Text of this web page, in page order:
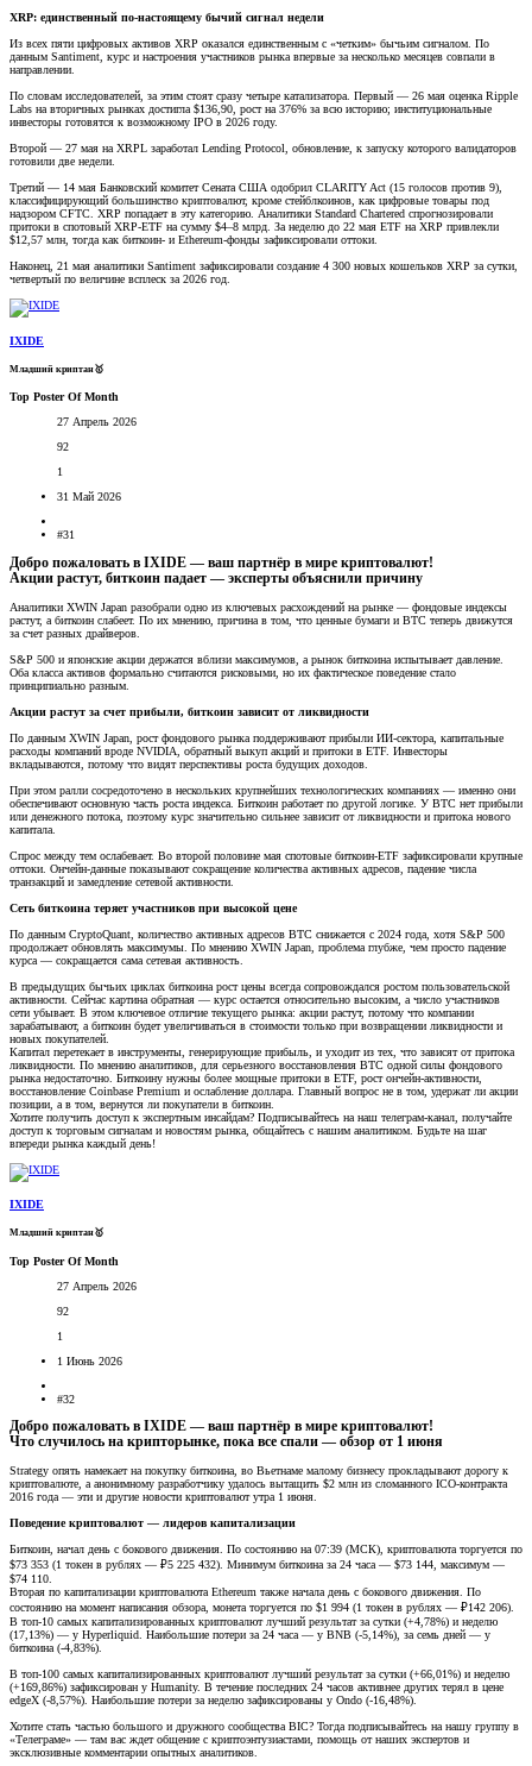
XRP: единственный по-настоящему бычий сигнал недели
Из всех пяти цифровых активов XRP оказался единственным с «четким» бычьим сигналом. По
данным Santiment, курс и настроения участников рынка впервые за несколько месяцев совпали в
направлении.
По словам исследователей, за этим стоят сразу четыре катализатора. Первый — 26 мая оценка Ripple
Labs на вторичных рынках достигла $136,90, рост на 376% за всю историю; институциональные
инвесторы готовятся к возможному IPO в 2026 году.
Второй — 27 мая на XRPL заработал Lending Protocol, обновление, к запуску которого валидаторов
готовили две недели.
Третий — 14 мая Банковский комитет Сената США одобрил CLARITY Act (15 голосов против 9),
классифицирующий большинство криптовалют, кроме стейблкоинов, как цифровые товары под
надзором CFTC. XRP попадает в эту категорию. Аналитики Standard Chartered спрогнозировали
притоки в спотовый XRP-ETF на сумму $4–8 млрд. За неделю до 22 мая ETF на XRP привлекли
$12,57 млн, тогда как биткоин- и Ethereum-фонды зафиксировали оттоки.
Наконец, 21 мая аналитики Santiment зафиксировали создание 4 300 новых кошельков XRP за сутки,
четвертый по величине всплеск за 2026 год.
IXIDE
Младший криптан🥇
Top Poster Of Month
27 Апрель 2026
92
1
31 Май 2026
#31
Добро пожаловать в IXIDE — ваш партнёр в мире криптовалют!
Акции растут, биткоин падает — эксперты объяснили причину​
Аналитики XWIN Japan разобрали одно из ключевых расхождений на рынке — фондовые индексы
растут, а биткоин слабеет. По их мнению, причина в том, что ценные бумаги и BTC теперь движутся
за счет разных драйверов.
S&P 500 и японские акции держатся вблизи максимумов, а рынок биткоина испытывает давление.
Оба класса активов формально считаются рисковыми, но их фактическое поведение стало
принципиально разным.
Акции растут за счет прибыли, биткоин зависит от ликвидности
По данным XWIN Japan, рост фондового рынка поддерживают прибыли ИИ-сектора, капитальные
расходы компаний вроде NVIDIA, обратный выкуп акций и притоки в ETF. Инвесторы
вкладываются, потому что видят перспективы роста будущих доходов.
При этом ралли сосредоточено в нескольких крупнейших технологических компаниях — именно они
обеспечивают основную часть роста индекса. Биткоин работает по другой логике. У BTC нет прибыли
или денежного потока, поэтому курс значительно сильнее зависит от ликвидности и притока нового
капитала.
Спрос между тем ослабевает. Во второй половине мая спотовые биткоин-ETF зафиксировали крупные
оттоки. Ончейн-данные показывают сокращение количества активных адресов, падение числа
транзакций и замедление сетевой активности.
Сеть биткоина теряет участников при высокой цене
По данным CryptoQuant, количество активных адресов BTC снижается с 2024 года, хотя S&P 500
продолжает обновлять максимумы. По мнению XWIN Japan, проблема глубже, чем просто падение
курса — сокращается сама сетевая активность.
В предыдущих бычьих циклах биткоина рост цены всегда сопровождался ростом пользовательской
активности. Сейчас картина обратная — курс остается относительно высоким, а число участников
сети убывает. В этом ключевое отличие текущего рынка: акции растут, потому что компании
зарабатывают, а биткоин будет увеличиваться в стоимости только при возвращении ликвидности и
новых покупателей.
Капитал перетекает в инструменты, генерирующие прибыль, и уходит из тех, что зависят от притока
ликвидности. По мнению аналитиков, для серьезного восстановления BTC одной силы фондового
рынка недостаточно. Биткоину нужны более мощные притоки в ETF, рост ончейн-активности,
восстановление Coinbase Premium и ослабление доллара. Главный вопрос не в том, удержат ли акции
позиции, а в том, вернутся ли покупатели в биткоин.
Хотите получить доступ к экспертным инсайдам? Подписывайтесь на наш телеграм-канал, получайте
доступ к торговым сигналам и новостям рынка, общайтесь с нашим аналитиком. Будьте на шаг
впереди рынка каждый день!
IXIDE
Младший криптан🥇
Top Poster Of Month
27 Апрель 2026
92
1
1 Июнь 2026
#32
Добро пожаловать в IXIDE — ваш партнёр в мире криптовалют!
Что случилось на крипторынке, пока все спали — обзор от 1 июня​
Strategy опять намекает на покупку биткоина, во Вьетнаме малому бизнесу прокладывают дорогу к
криптовалюте, а анонимному разработчику удалось вытащить $2 млн из сломанного ICO-контракта
2016 года — эти и другие новости криптовалют утра 1 июня.
Поведение криптовалют — лидеров капитализации
Биткоин, начал день с бокового движения. По состоянию на 07:39 (МСК), криптовалюта торгуется по
$73 353 (1 токен в рублях — ₽5 225 432). Минимум биткоина за 24 часа — $73 144, максимум —
$74 110.
Вторая по капитализации криптовалюта Ethereum также начала день с бокового движения. По
состоянию на момент написания обзора, монета торгуется по $1 994 (1 токен в рублях — ₽142 206).
В топ-10 самых капитализированных криптовалют лучший результат за сутки (+4,78%) и неделю
(17,13%) — у Hyperliquid. Наибольшие потери за 24 часа — у BNB (-5,14%), за семь дней — у
биткоина (-4,83%).
В топ-100 самых капитализированных криптовалют лучший результат за сутки (+66,01%) и неделю
(+169,86%) зафиксирован у Humanity. В течение последних 24 часов активнее других терял в цене
edgeX (-8,57%). Наибольшие потери за неделю зафиксированы у Ondo (-16,48%).
Хотите стать частью большого и дружного сообщества BIC? Тогда подписывайтесь на нашу группу в
«Телеграме» — там вас ждет общение с криптоэнтузиастами, помощь от наших экспертов и
эксклюзивные комментарии опытных аналитиков.